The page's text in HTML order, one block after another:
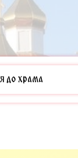
до храма